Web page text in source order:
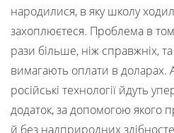
народилися, в яку школу
захоплюєтеся. Проблема в
рази більше, ніж справжніх,
вимагають оплати в доларах.
російські технології йдуть
додаток, за допомогою якого
й без надприродних